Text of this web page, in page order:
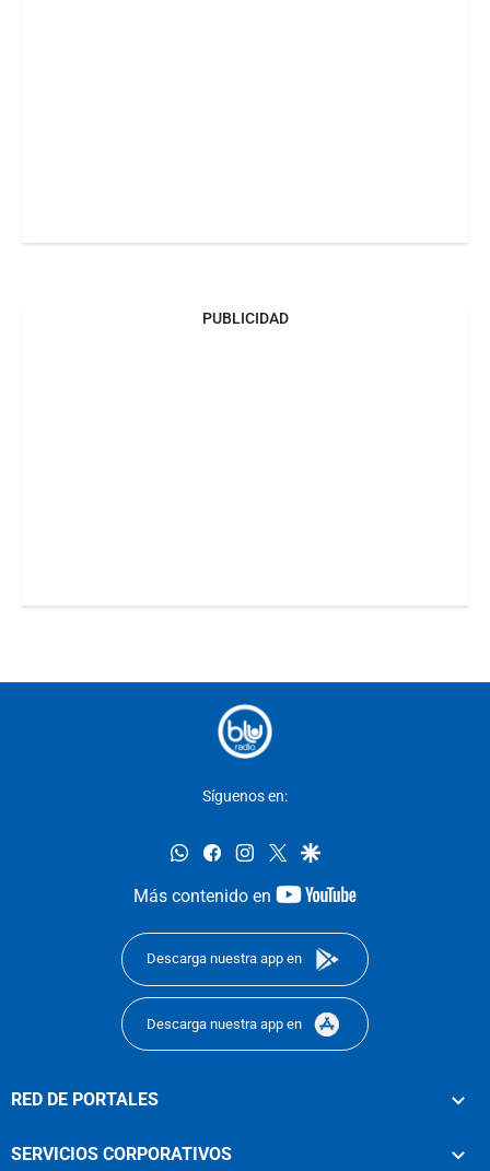
PUBLICIDAD
Síguenos en:
whatsappfacebookinstagram
twittergoogle
Más contenido en
youtube-
Descarga nuestra app en
Descarga nuestra app en
RED DE PORTALES
SERVICIOS CORPORATIVOS